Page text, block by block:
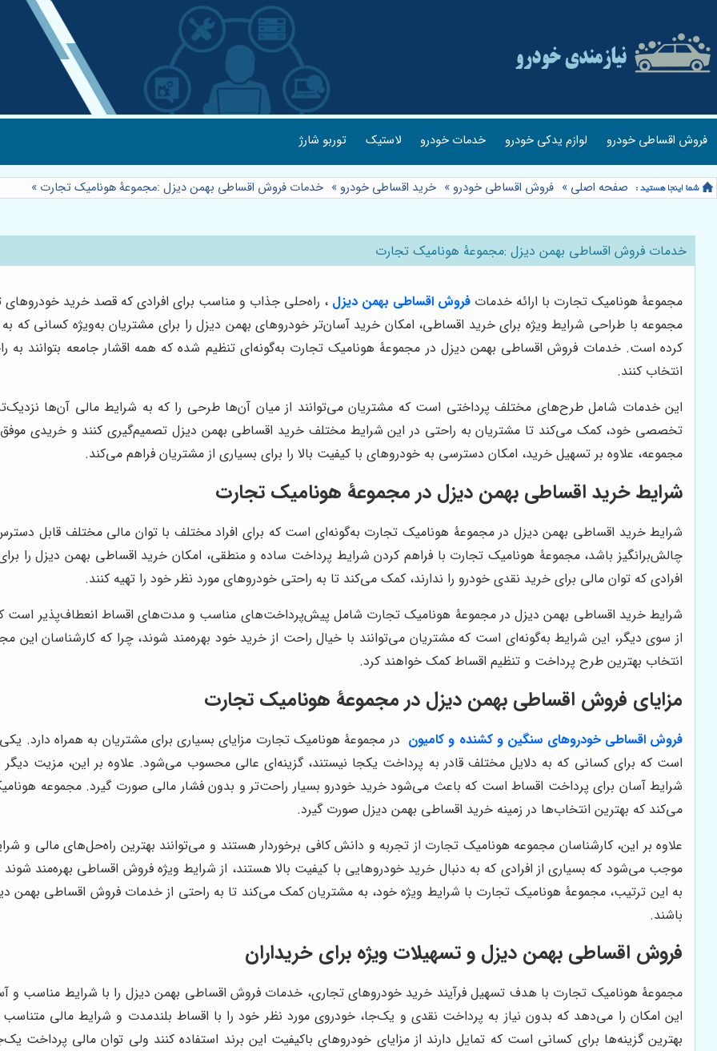
فروش اقساطی خودرو لوازم یدکی خودرو خدمات خودرو لاستیک توربو شارژ
صفحه اصلی » فروش اقساطی خودرو » خرید اقساطی خودرو » خدمات فروش اقساطی بهمن دیزل :مجموعۀ هونامیک تجارت »
خدمات فروش اقساطی بهمن دیزل :مجموعۀ هونامیک تجارت
مجموعۀ هونامیک تجارت با ارائه خدمات فروش اقساطی بهمن دیزل ، راه‌حلی جذاب و مناسب برای افرادی که قصد خرید خودروهای
مجموعه با طراحی شرایط ویژه برای خرید اقساطی، امکان خرید آسان‌تر خودروهای بهمن دیزل را برای مشتریان به‌ویژه کسانی که
کرده است. خدمات فروش اقساطی بهمن دیزل در مجموعۀ هونامیک تجارت به‌گونه‌ای تنظیم شده که همه اقشار جامعه بتوانند به
انتخاب کنند.
این خدمات شامل طرح‌های مختلف پرداختی است که مشتریان می‌توانند از میان آن‌ها طرحی را که به شرایط مالی آن‌ها
تخصصی خود، کمک می‌کند تا مشتریان به راحتی در این شرایط مختلف خرید اقساطی بهمن دیزل تصمیم‌گیری کنند و خریدی
مجموعه، علاوه بر تسهیل خرید، امکان دسترسی به خودروهای با کیفیت بالا را برای بسیاری از مشتریان فراهم می‌کند.
شرایط خرید اقساطی بهمن دیزل در مجموعۀ هونامیک تجارت
شرایط خرید اقساطی بهمن دیزل در مجموعۀ هونامیک تجارت به‌گونه‌ای است که برای افراد مختلف با توان مالی مختلف قابل
چالش‌برانگیز باشد، مجموعۀ هونامیک تجارت با فراهم کردن شرایط پرداخت ساده و منطقی، امکان خرید اقساطی بهمن دیزل را
افرادی که توان مالی برای خرید نقدی خودرو را ندارند، کمک می‌کند تا به راحتی خودروهای مورد نظر خود را تهیه کنند.
شرایط خرید اقساطی بهمن دیزل در مجموعۀ هونامیک تجارت شامل پیش‌پرداخت‌های مناسب و مدت‌های اقساط انعطاف‌پذیر است که
از سوی دیگر، این شرایط به‌گونه‌ای است که مشتریان می‌توانند با خیال راحت از خرید خود بهره‌مند شوند، چرا که کارشناسان این
انتخاب بهترین طرح پرداخت و تنظیم اقساط کمک خواهند کرد.
مزایای فروش اقساطی بهمن دیزل در مجموعۀ هونامیک تجارت
فروش اقساطی خودروهای سنگین و کشنده و کامیون در مجموعۀ هونامیک تجارت مزایای بسیاری برای مشتریان به همراه دارد.
است که برای کسانی که به دلایل مختلف قادر به پرداخت یکجا نیستند، گزینه‌ای عالی محسوب می‌شود. علاوه بر این، مزیت
شرایط آسان برای پرداخت اقساط است که باعث می‌شود خرید خودرو بسیار راحت‌تر و بدون فشار مالی صورت گیرد. مجموعه
می‌کند که بهترین انتخاب‌ها در زمینه خرید اقساطی بهمن دیزل صورت گیرد.
علاوه بر این، کارشناسان مجموعه هونامیک تجارت از تجربه و دانش کافی برخوردار هستند و می‌توانند بهترین راه‌حل‌های مالی و
موجب می‌شود که بسیاری از افرادی که به دنبال خرید خودروهایی با کیفیت بالا هستند، از شرایط ویژه فروش اقساطی بهره‌مند
به این ترتیب، مجموعۀ هونامیک تجارت با شرایط ویژه خود، به مشتریان کمک می‌کند تا به راحتی از خدمات فروش اقساطی بهمن
باشند.
فروش اقساطی بهمن دیزل و تسهیلات ویژه برای خریداران
مجموعۀ هونامیک تجارت با هدف تسهیل فرآیند خرید خودروهای تجاری، خدمات فروش اقساطی بهمن دیزل را با شرایط مناسب و
این امکان را می‌دهد که بدون نیاز به پرداخت نقدی و یک‌جا، خودروی مورد نظر خود را با اقساط بلندمدت و شرایط مالی
بهترین گزینه‌ها برای کسانی است که تمایل دارند از مزایای خودروهای باکیفیت این برند استفاده کنند ولی توان مالی پرداخت